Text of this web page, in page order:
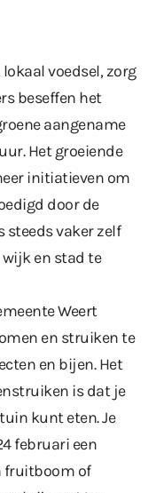
voedsel, zorg
beseffen het
aangename
Het groeiende
initiatieven om
door de
steeds vaker zelf
en stad te
Weert
en struiken te
en bijen. Het
is dat je
kunt eten. Je
februari een
fruitboom of